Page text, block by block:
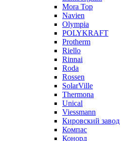
Mora Top
Navien
Olympia
POLYKRAFT
Protherm
Riello
Rinnai
Roda
Rossen
SolarVille
Thermona
Unical
Viessmann
Кировский завод
Компас
Конорд